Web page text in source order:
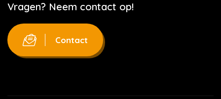
Vragen? Neem contact op!
Contact